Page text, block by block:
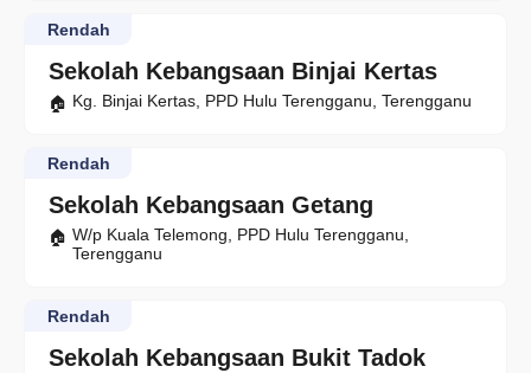
Sekolah Kebangsaan Binjai Kertas
Rendah
Kg. Binjai Kertas, PPD Hulu Terengganu, Terengganu
Sekolah Kebangsaan Getang
Rendah
W/p Kuala Telemong, PPD Hulu Terengganu,
Terengganu
Sekolah Kebangsaan Bukit Tadok
Rendah